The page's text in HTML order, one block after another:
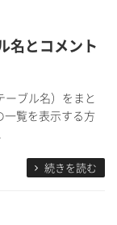
名とコメント
ーブル名）をまと
一覧を表示する方
続きを読む